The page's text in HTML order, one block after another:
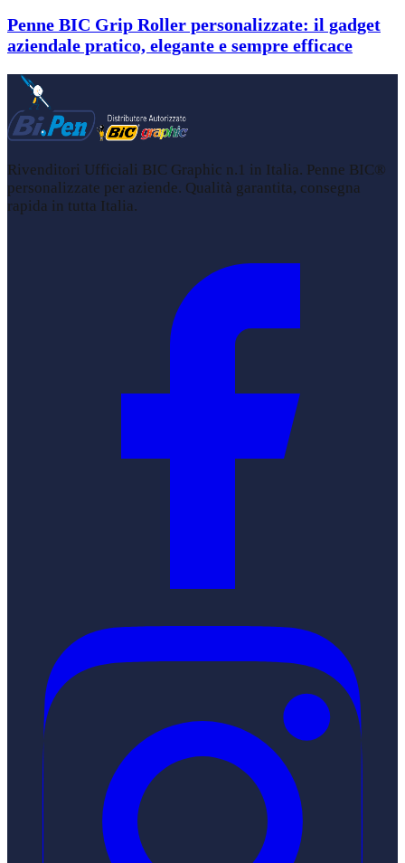
Penne BIC Grip Roller personalizzate: il gadget
aziendale pratico, elegante e sempre efficace
Rivenditori Ufficiali BIC Graphic n.1 in Italia. Penne BIC®
personalizzate per aziende. Qualità garantita, consegna
rapida in tutta Italia.